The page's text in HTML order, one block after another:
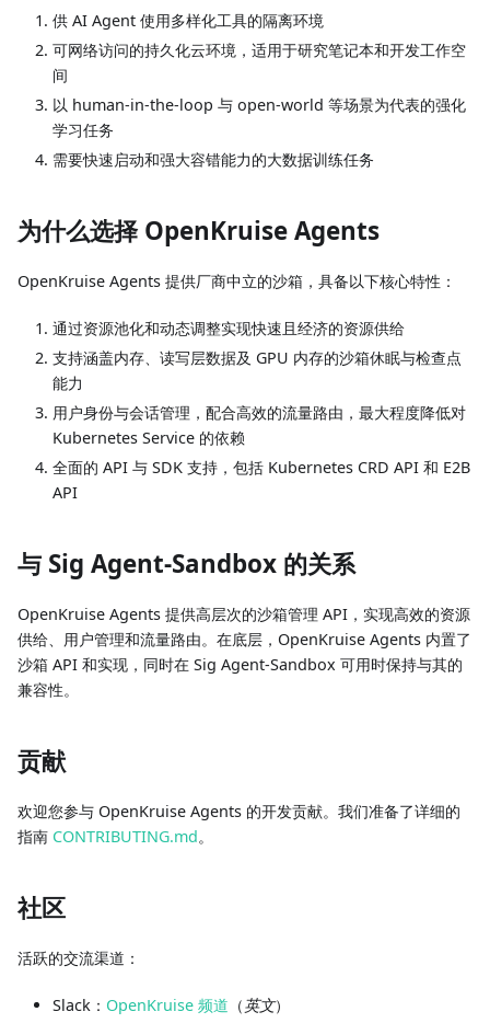
供 AI Agent 使用多样化工具的隔离环境
可网络访问的持久化云环境，适用于研究笔记本和开发工作空
间
以 human-in-the-loop 与 open-world 等场景为代表的强化
学习任务
需要快速启动和强大容错能力的大数据训练任务
为什么选择 OpenKruise Agents
OpenKruise Agents 提供厂商中立的沙箱，具备以下核心特性：
通过资源池化和动态调整实现快速且经济的资源供给
支持涵盖内存、读写层数据及 GPU 内存的沙箱休眠与检查点
能力
用户身份与会话管理，配合高效的流量路由，最大程度降低对
Kubernetes Service 的依赖
全面的 API 与 SDK 支持，包括 Kubernetes CRD API 和 E2B
API
与 Sig Agent-Sandbox 的关系
OpenKruise Agents 提供高层次的沙箱管理 API，实现高效的资源
供给、用户管理和流量路由。在底层，OpenKruise Agents 内置了
沙箱 API 和实现，同时在 Sig Agent-Sandbox 可用时保持与其的
兼容性。
贡献
欢迎您参与 OpenKruise Agents 的开发贡献。我们准备了详细的
指南 CONTRIBUTING.md。
社区
活跃的交流渠道：
Slack： OpenKruise 频道 （英文）